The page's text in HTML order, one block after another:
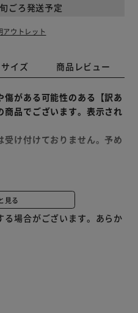
ごろ発送予定
アウトレット
イズ 商品レビュー
傷がある可能性のある【訳あ
商品でございます。表示され
受け付けておりません。予め
れたデザイン。
な空間を演出します。
見る
場合がございます。あらか